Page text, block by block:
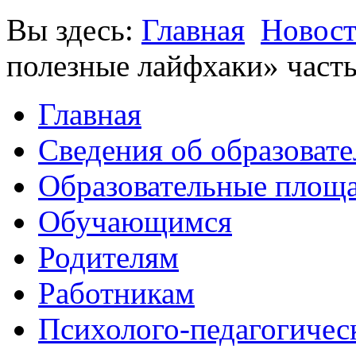
Вы здесь: Главная
полезные лайфхаки»
Главная
Сведения об
Образовательные
Обучающимся
Родителям
Работникам
Психолого-